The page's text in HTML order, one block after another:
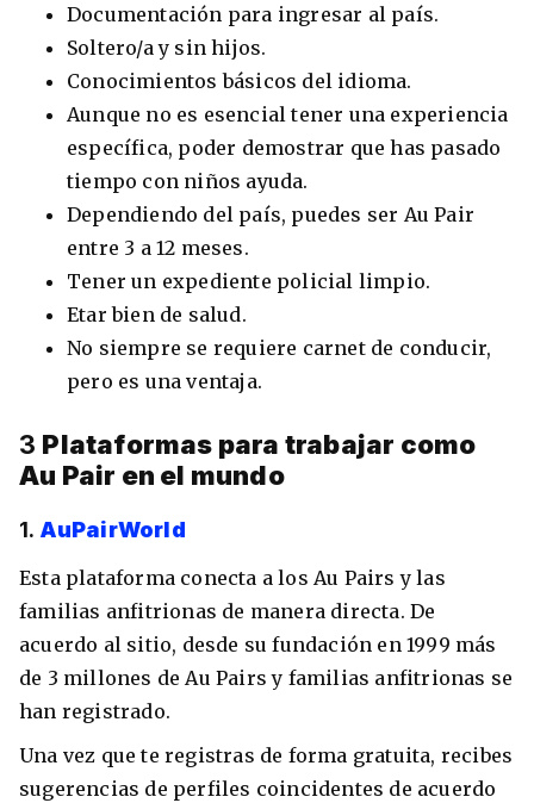
Estudia Desarrollo Web en Toronto
+30 Summer English for Professionals en
Melbourne
Documentación para ingresar al país.
Soltero/a y sin hijos.
Conocimientos básicos del idioma.
Aunque no es esencial tener una experiencia
específica, poder demostrar que has pasado
tiempo con niños ayuda.
Dependiendo del país, puedes ser Au Pair
entre 3 a 12 meses.
Tener un expediente policial limpio.
Etar bien de salud.
No siempre se requiere carnet de conducir,
pero es una ventaja.
3 Plataformas para trabajar como
Au Pair en el mundo
1. AuPairWorld
Esta plataforma conecta a los Au Pairs y las
familias anfitrionas de manera directa. De
acuerdo al sitio, desde su fundación en 1999 más
de 3 millones de Au Pairs y familias anfitrionas se
han registrado.
Una vez que te registras de forma gratuita, recibes
sugerencias de perfiles coincidentes de acuerdo